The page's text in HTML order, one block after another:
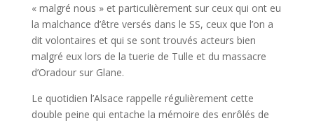
« malgré nous » et particulièrement sur ceux qui ont eu
la malchance d’être versés dans le SS, ceux que l’on a
dit volontaires et qui se sont trouvés acteurs bien
malgré eux lors de la tuerie de Tulle et du massacre
d’Oradour sur Glane.
Le quotidien l’Alsace rappelle régulièrement cette
double peine qui entache la mémoire des enrôlés de